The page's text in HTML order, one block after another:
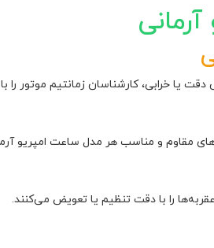
خرابی، کارشناسان زمانتیم موتور را
مقاوم و مناسب هر مدل ساعت امپریو
را با دقت تنظیم یا تعویض می‌کنند.